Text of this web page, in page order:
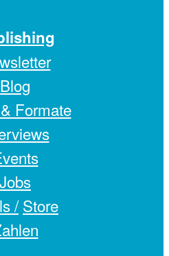
Blog
Formate
Jobs
/ Store